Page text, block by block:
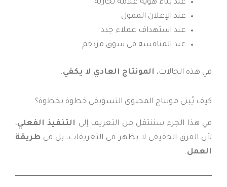
عند بناء هوية علامة تجارية
عند الإعلان الممول
عند استهداف عملاء جدد
عند المنافسة في سوق مزدحم
في هذه الحالات،المونتاج العادي لا يكفي.
كيف يُبنى مونتاج المحتوى التسويقي خطوة بخطوة؟
في هذا الجزء سننتقل من التعريف إلى التنفيذ الفعلي،
لأن الفرق الحقيقي لا يظهر في التعريفات، بل في طريقة
العمل.